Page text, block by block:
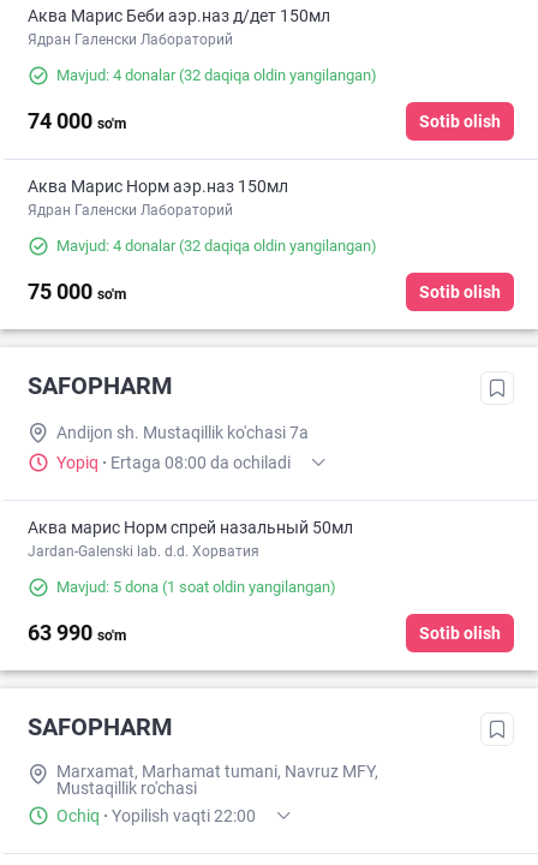
Аква Марис Беби аэр.наз д/дет 150мл
Ядран Галенски Лабораторий
Mavjud: 4 donalar(32 daqiqa oldin yangilangan)
74 000 so'm Sotib olish
Аква Марис Норм аэр.наз 150мл
Ядран Галенски Лабораторий
Mavjud: 4 donalar(32 daqiqa oldin yangilangan)
75 000 so'm Sotib olish
SAFOPHARM
Andijon sh. Mustaqillik ko'chasi 7a
Yopiq · Ertaga 08:00 da ochiladi
Аква марис Норм спрей назальный 50мл
Jardan-Galenski lab. d.d. Хорватия
Mavjud: 5 dona (1 soat oldin yangilangan)
63 990 so'm Sotib olish
SAFOPHARM
Marxamat, Marhamat tumani, Navruz MFY,
Mustaqillik ro'chasi
Ochiq · Yopilish vaqti 22:00